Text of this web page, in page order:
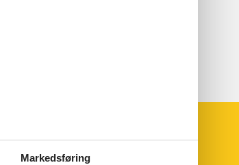
Markedsføring